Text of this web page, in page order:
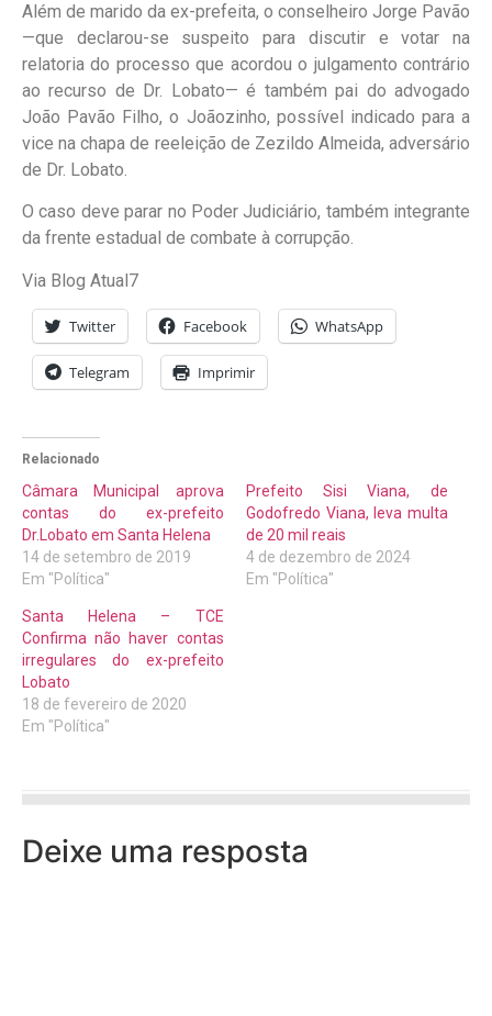
Além de marido da ex-prefeita, o conselheiro Jorge Pavão
—que declarou-se suspeito para discutir e votar na
relatoria do processo que acordou o julgamento contrário
ao recurso de Dr. Lobato— é também pai do advogado
João Pavão Filho, o Joãozinho, possível indicado para a
vice na chapa de reeleição de Zezildo Almeida, adversário
de Dr. Lobato.
O caso deve parar no Poder Judiciário, também integrante
da frente estadual de combate à corrupção.
Via Blog Atual7
Twitter Facebook WhatsApp
Telegram Imprimir
Relacionado
Câmara Municipal aprova
contas do ex-prefeito
Dr.Lobato em Santa Helena
14 de setembro de 2019
Em "Política"
Prefeito Sisi Viana, de
Godofredo Viana, leva multa
de 20 mil reais
4 de dezembro de 2024
Em "Política"
Santa Helena – TCE
Confirma não haver contas
irregulares do ex-prefeito
Lobato
18 de fevereiro de 2020
Em "Política"
Deixe uma resposta